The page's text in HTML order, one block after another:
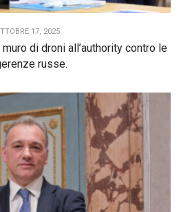
17, 2025
di droni all’authority contro le
russe.